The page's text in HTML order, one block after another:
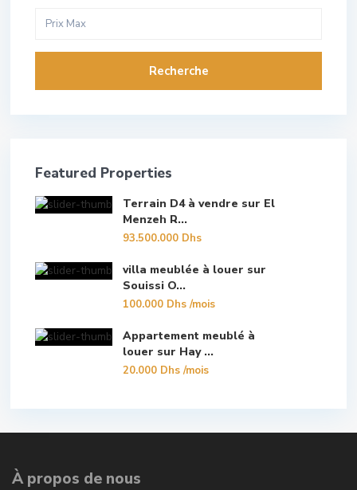
Recherche
Featured Properties
Terrain D4 à vendre sur El
Menzeh R...
93.500.000 Dhs
villa meublée à louer sur
Souissi O...
100.000 Dhs/mois
Appartement meublé à
louer sur Hay ...
20.000 Dhs/mois
À propos de nous